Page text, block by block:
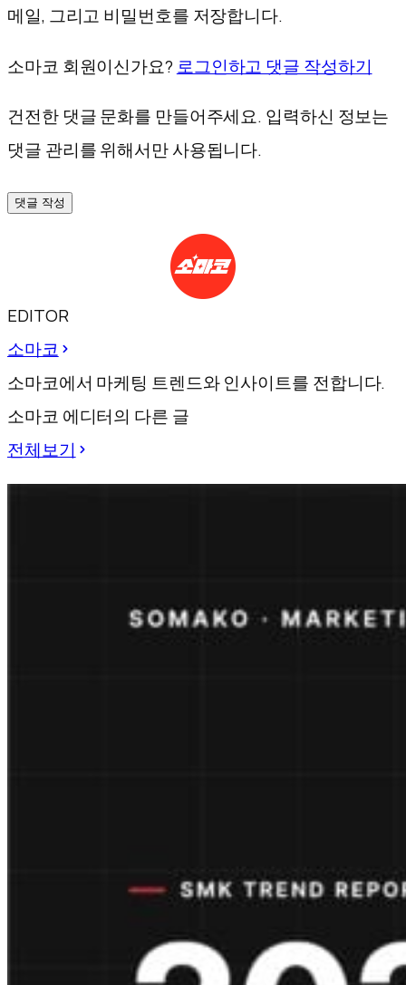
메일, 그리고 비밀번호를 저장합니다.
소마코 회원이신가요? 로그인하고 댓글 작성하기
건전한 댓글 문화를 만들어주세요. 입력하신 정보는
댓글 관리를 위해서만 사용됩니다.
댓글 작성
EDITOR
소마코
소마코에서 마케팅 트렌드와 인사이트를 전합니다.
소마코 에디터의 다른 글
전체보기